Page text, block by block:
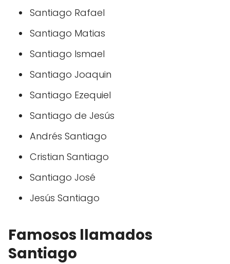
Santiago Rafael
Santiago Matias
Santiago Ismael
Santiago Joaquin
Santiago Ezequiel
Santiago de Jesús
Andrés Santiago
Cristian Santiago
Santiago José
Jesús Santiago
Famosos llamados
Santiago